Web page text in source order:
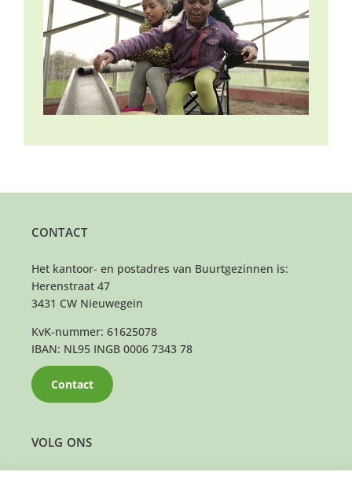
VOLG ONS
CONTACT
Het kantoor- en postadres van Buurtgezinnen is:
Herenstraat 47
3431 CW Nieuwegein
KvK-nummer: 61625078
IBAN: NL95 INGB 0006 7343 78
Contact